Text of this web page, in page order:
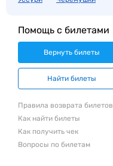
Помощь с билетами
Вернуть билеты
Найти билеты
Правила возврата билетов
Как найти билеты
Как получить чек
Вопросы по билетам